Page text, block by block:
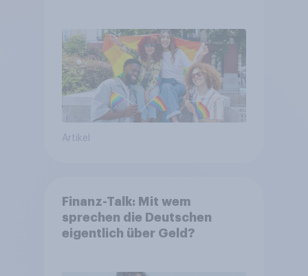
Artikel
Finanz-Talk: Mit wem
sprechen die Deutschen
eigentlich über Geld?